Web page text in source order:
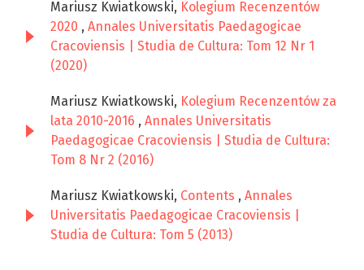
Mariusz Kwiatkowski, Kolegium Recenzentów
2020 , Annales Universitatis Paedagogicae
Cracoviensis | Studia de Cultura: Tom 12 Nr 1
(2020)
Mariusz Kwiatkowski, Kolegium Recenzentów za
lata 2010-2016 , Annales Universitatis
Paedagogicae Cracoviensis | Studia de Cultura:
Tom 8 Nr 2 (2016)
Mariusz Kwiatkowski, Contents , Annales
Universitatis Paedagogicae Cracoviensis |
Studia de Cultura: Tom 5 (2013)